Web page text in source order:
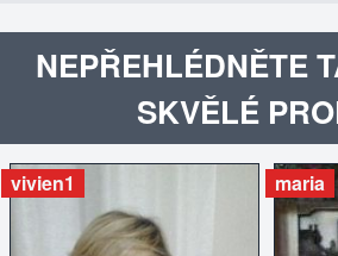
NEPŘEHLÉDNĚTE
SKVĚLÉ
vivien1 maria